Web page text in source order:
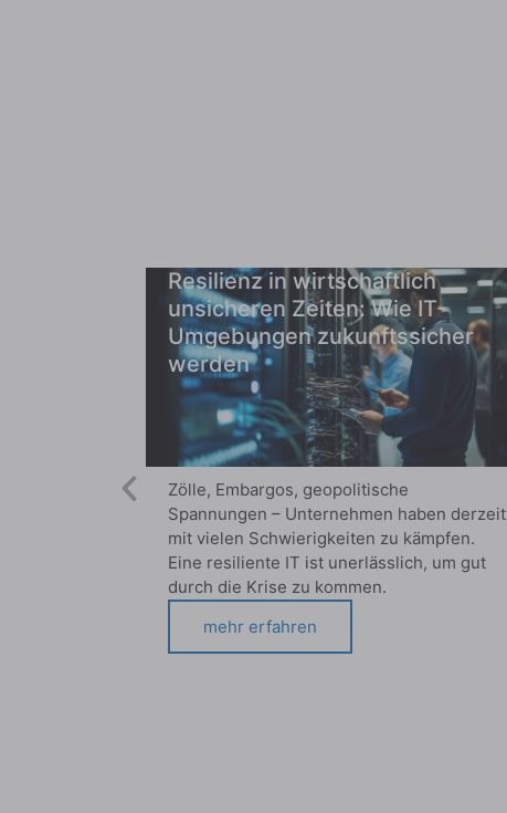
Resilienz in wirtschaftlich
unsicheren Zeiten: Wie IT-
Umgebungen zukunftssicher
werden
Zölle, Embargos, geopolitische
Spannungen – Unternehmen haben derzeit
mit vielen Schwierigkeiten zu kämpfen.
Eine resiliente IT ist unerlässlich, um gut
durch die Krise zu kommen.
mehr erfahren